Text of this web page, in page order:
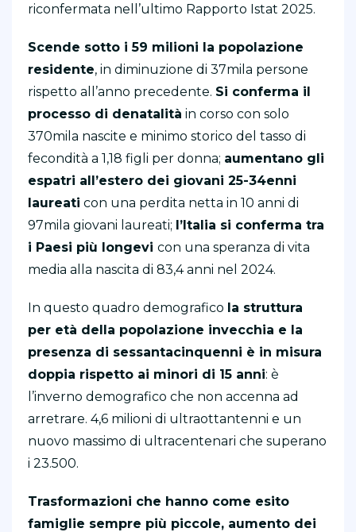
riconfermata nell’ultimo Rapporto Istat 2025.
Scende sotto i 59 milioni la popolazione
residente, in diminuzione di 37mila persone
rispetto all’anno precedente. Si conferma il
processo di denatalità in corso con solo
370mila nascite e minimo storico del tasso di
fecondità a 1,18 figli per donna; aumentano gli
espatri all’estero dei giovani 25-34enni
laureati con una perdita netta in 10 anni di
97mila giovani laureati; l’Italia si conferma tra
i Paesi più longevi con una speranza di vita
media alla nascita di 83,4 anni nel 2024.
In questo quadro demografico la struttura
per età della popolazione invecchia e la
presenza di sessantacinquenni è in misura
doppia rispetto ai minori di 15 anni: è
l’inverno demografico che non accenna ad
arretrare. 4,6 milioni di ultraottantenni e un
nuovo massimo di ultracentenari che superano
i 23.500.
Trasformazioni che hanno come esito
famiglie sempre più piccole, aumento dei